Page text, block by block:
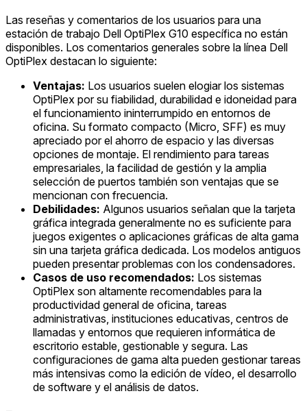
Las reseñas y comentarios de los usuarios para una
estación de trabajo Dell OptiPlex G10 específica no están
disponibles. Los comentarios generales sobre la línea Dell
OptiPlex destacan lo siguiente:
Ventajas: Los usuarios suelen elogiar los sistemas
OptiPlex por su fiabilidad, durabilidad e idoneidad para
el funcionamiento ininterrumpido en entornos de
oficina. Su formato compacto (Micro, SFF) es muy
apreciado por el ahorro de espacio y las diversas
opciones de montaje. El rendimiento para tareas
empresariales, la facilidad de gestión y la amplia
selección de puertos también son ventajas que se
mencionan con frecuencia.
Debilidades: Algunos usuarios señalan que la tarjeta
gráfica integrada generalmente no es suficiente para
juegos exigentes o aplicaciones gráficas de alta gama
sin una tarjeta gráfica dedicada. Los modelos antiguos
pueden presentar problemas con los condensadores.
Casos de uso recomendados: Los sistemas
OptiPlex son altamente recomendables para la
productividad general de oficina, tareas
administrativas, instituciones educativas, centros de
llamadas y entornos que requieren informática de
escritorio estable, gestionable y segura. Las
configuraciones de gama alta pueden gestionar tareas
más intensivas como la edición de vídeo, el desarrollo
de software y el análisis de datos.